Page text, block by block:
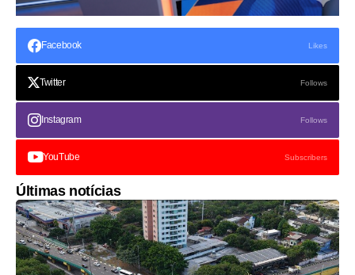
Facebook Likes
Twitter Follows
Instagram Follows
YouTube Subscribers
Últimas notícias